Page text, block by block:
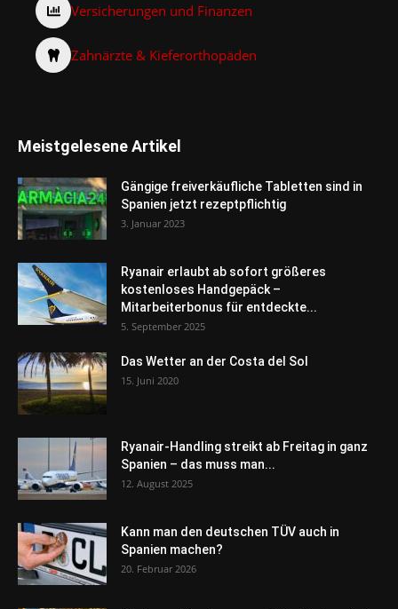
Versicherungen und Finanzen
Zahnärzte & Kieferorthopäden
Meistgelesene Artikel
Gängige freiverkäufliche Tabletten sind in
Spanien jetzt rezeptpflichtig
3. Januar 2023
Ryanair erlaubt ab sofort größeres
kostenloses Handgepäck –
Mitarbeiterbonus für entdeckte...
5. September 2025
Das Wetter an der Costa del Sol
15. Juni 2020
Ryanair-Handling streikt ab Freitag in ganz
Spanien – das muss man...
12. August 2025
Kann man den deutschen TÜV auch in
Spanien machen?
20. Februar 2026